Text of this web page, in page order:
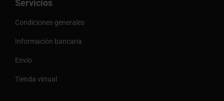
Servicios
Condiciones generales
Información bancaria
Envío
Tienda virtual